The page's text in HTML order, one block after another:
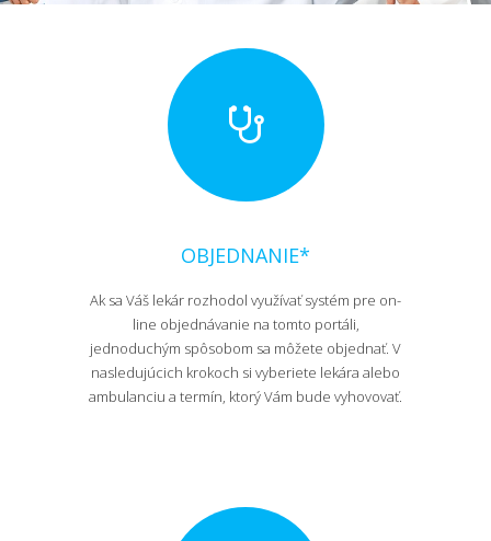
OBJEDNANIE*
Ak sa Váš lekár rozhodol využívať systém pre on-
line objednávanie na tomto portáli,
jednoduchým spôsobom sa môžete objednať. V
nasledujúcich krokoch si vyberiete lekára alebo
ambulanciu a termín, ktorý Vám bude vyhovovať.